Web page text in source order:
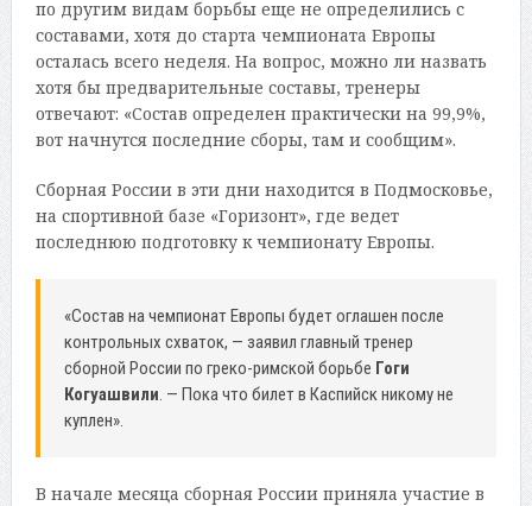
по другим видам борьбы еще не определились с
составами, хотя до старта чемпионата Европы
осталась всего неделя. На вопрос, можно ли назвать
хотя бы предварительные составы, тренеры
отвечают: «Состав определен практически на 99,9%,
вот начнутся последние сборы, там и сообщим».
Сборная России в эти дни находится в Подмосковье,
на спортивной базе «Горизонт», где ведет
последнюю подготовку к чемпионату Европы.
«Состав на чемпионат Европы будет оглашен после
контрольных схваток, — заявил главный тренер
сборной России по греко-римской борьбе Гоги
Когуашвили. — Пока что билет в Каспийск никому не
куплен».
В начале месяца сборная России приняла участие в